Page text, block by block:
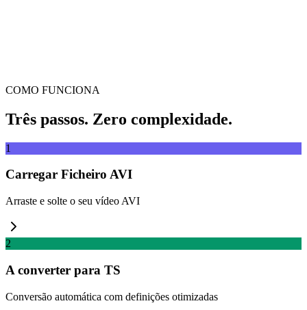
COMO FUNCIONA
Três passos. Zero complexidade.
1
Carregar Ficheiro AVI
Arraste e solte o seu vídeo AVI
2
A converter para TS
Conversão automática com definições otimizadas